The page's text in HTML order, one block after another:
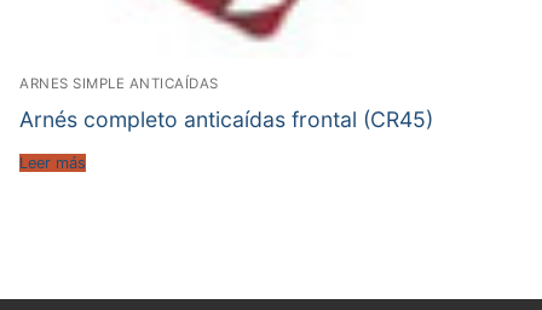
ARNES SIMPLE ANTICAÍDAS
Arnés completo anticaídas frontal (CR45)
Leer más